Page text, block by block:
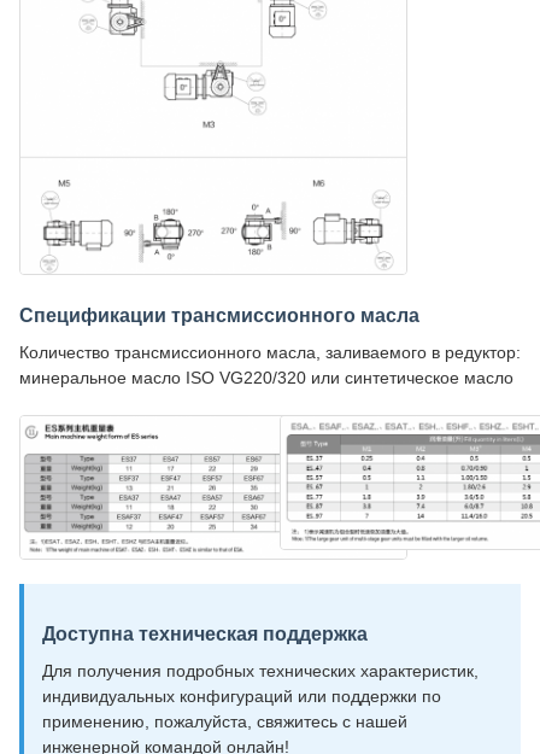
Спецификации трансмиссионного масла
Количество трансмиссионного масла, заливаемого в редуктор:
минеральное масло ISO VG220/320 или синтетическое масло
Доступна техническая поддержка
Для получения подробных технических характеристик,
индивидуальных конфигураций или поддержки по
применению, пожалуйста, свяжитесь с нашей
инженерной командой онлайн!